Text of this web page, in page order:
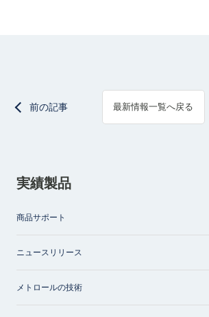
前の記事 最新情報一覧へ戻る
実績製品
商品サポート
ニュースリリース
メトロールの技術